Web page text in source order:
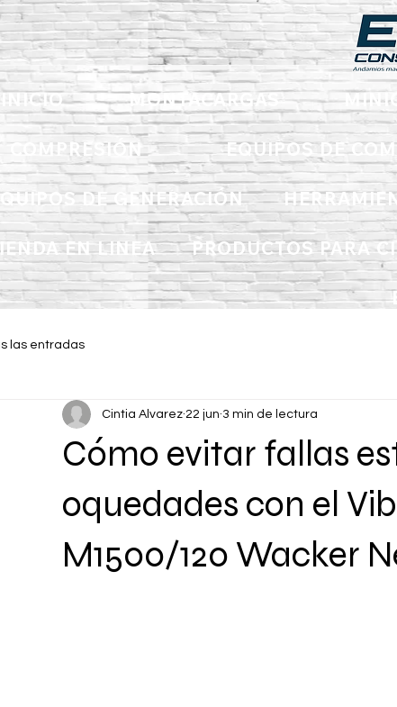
INICIO MONTACARGAS
COMPRESIÓN EQUIPOS DE
DE GENERACIÓN
EN LINEA PRODUCTOS PARA
las entradas
Cómo evitar fallas
oquedades con el
M1500/120 Wacker
Cintia Alvarez 22 jun 3 min de lectura